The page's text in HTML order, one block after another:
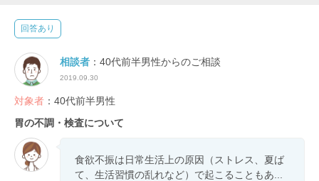
回答あり
相談者 ：40代前半男性からのご相談
2019.09.30
対象者 ：40代前半男性
胃の不調・検査について
食欲不振は日常生活上の原因（ストレス、夏ば
て、生活習慣の乱れなど）で起こることもあ...